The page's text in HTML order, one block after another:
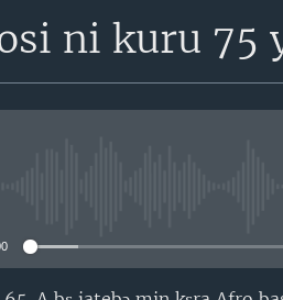
ni kuru 75